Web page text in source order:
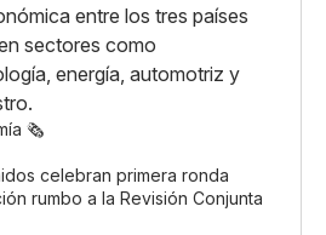
entre los tres países
sectores como
energía, automotriz y
🗞️
celebran primera ronda
rumbo a la Revisión Conjunta